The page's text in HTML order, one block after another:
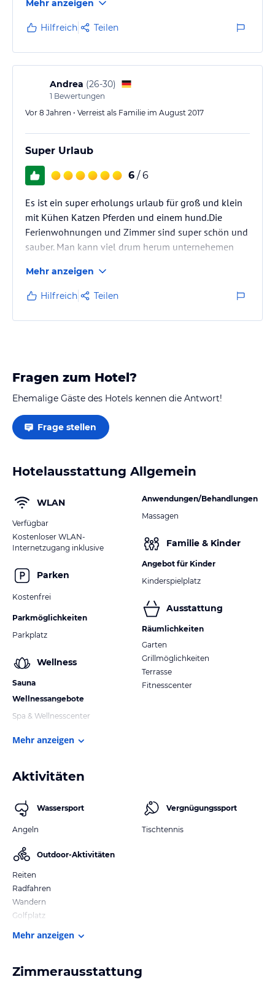
können.
Sehr nette Gastgeberin! Jeder Wunsch wurde erfüllt.
Mehr anzeigen
Hilfreich Teilen
Andrea (26-30)
1 Bewertungen
Vor 8 Jahren • Verreist als Familie im August 2017
Super Urlaub
6 / 6
Es ist ein super erholungs urlaub für groß und klein
mit Kühen Katzen Pferden und einem hund.Die
Ferienwohnungen und Zimmer sind super schön und
sauber. Man kann viel drum herum unternehemen
Mehr anzeigen
Hilfreich Teilen
Fragen zum Hotel?
Ehemalige Gäste des Hotels kennen die Antwort!
Frage stellen
Hotelausstattung Allgemein
WLAN
Verfügbar
Kostenloser WLAN-
Internetzugang inklusive
Parken
Kostenfrei
Parkmöglichkeiten
Parkplatz
Wellness
Sauna
Wellnessangebote
Spa & Wellnesscenter
Anwendungen/Behandlungen
Massagen
Familie & Kinder
Angebot für Kinder
Kinderspielplatz
Ausstattung
Räumlichkeiten
Garten
Grillmöglichkeiten
Terrasse
Fitnesscenter
Mehr anzeigen
Aktivitäten
Wassersport
Angeln
Outdoor-Aktivitäten
Reiten
Radfahren
Wandern
Golfplatz
Vergnügungssport
Tischtennis
Mehr anzeigen
Zimmerausstattung